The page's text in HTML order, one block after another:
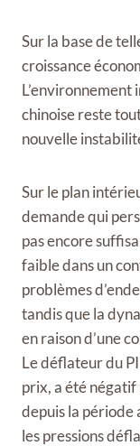
Sur la base de
croissance
chinoise reste
nouvelle
Sur le plan
demande qui
pas encore
faible dans un
problèmes
tandis que la
en raison d’une
Le déflateur du
prix, a été
depuis la période
les pressions